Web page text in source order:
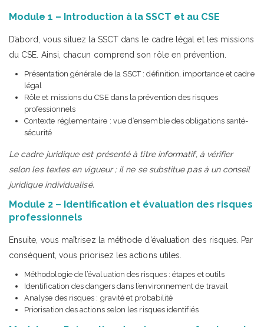
Module 1 – Introduction à la SSCT et au CSE
D’abord, vous situez la SSCT dans le cadre légal et les missions
du CSE. Ainsi, chacun comprend son rôle en prévention.
Présentation générale de la SSCT : définition, importance et cadre
légal
Rôle et missions du CSE dans la prévention des risques
professionnels
Contexte réglementaire : vue d’ensemble des obligations santé-
sécurité
Le cadre juridique est présenté à titre informatif, à vérifier
selon les textes en vigueur ; il ne se substitue pas à un conseil
juridique individualisé.
Module 2 – Identification et évaluation des risques
professionnels
Ensuite, vous maîtrisez la méthode d’évaluation des risques. Par
conséquent, vous priorisez les actions utiles.
Méthodologie de l’évaluation des risques : étapes et outils
Identification des dangers dans l’environnement de travail
Analyse des risques : gravité et probabilité
Priorisation des actions selon les risques identifiés